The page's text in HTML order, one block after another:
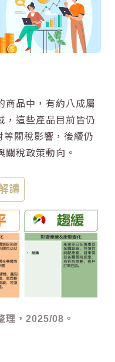
商品中，有約八成屬
，這些產品目前皆仍
關稅影響，後續仍
關稅政策動向。
讀
理，2025/08。